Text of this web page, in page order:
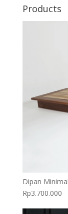
Products
Dipan
Rp3.700.000